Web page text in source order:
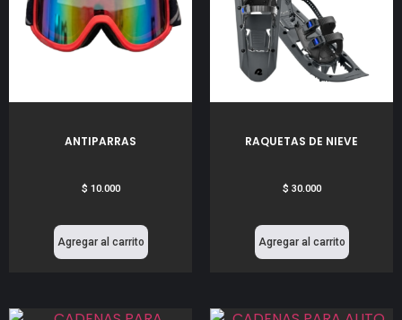
ANTIPARRAS
$ 10.000
Agregar al carrito
RAQUETAS DE NIEVE
$ 30.000
Agregar al carrito